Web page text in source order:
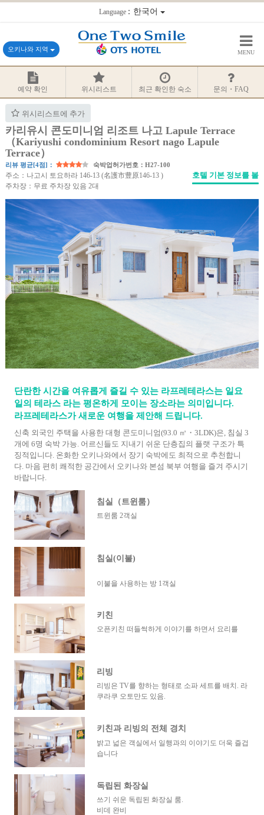
Language：한국어
오키나와 지역 MENU
예약 확인 위시리스트 최근 확인한 숙소 문의・FAQ
위시리스트에 추가
카리유시 콘도미니엄 리조트 나고 Lapule Terrace
（Kariyushi condominium Resort nago Lapule
Terrace）
리뷰 평균[4점]： 숙박업허가번호：H27-100
주소：나고시 토요하라 146-13 (名護市豊原146-13 )
주차장：무료 주차장 있음 2대
호텔 기본 정보를 볼
단란한 시간을 여유롭게 즐길 수 있는 라프레테라스는 일요
일의 테라스 라는 평온하게 모이는 장소라는 의미입니다.
라프레테라스가 새로운 여행을 제안해 드립니다.
신축 외국인 주택을 사용한 대형 콘도미니엄(93.0 ㎥・3LDK)은, 침실 3
개에 6명 숙박 가능. 어르신들도 지내기 쉬운 단층집의 플랫 구조가 특
징적입니다. 온화한 오키나와에서 장기 숙박에도 최적으로 추천합니
다. 마음 편히 쾌적한 공간에서 오키나와 본섬 북부 여행을 즐겨 주시기
바랍니다.
침실（트윈룸）
트윈룸 2객실
침실(이불)
이불을 사용하는 방 1객실
키친
오픈키친 떠들썩하게 이야기를 하면서 요리를
리빙
리빙은 TV를 향하는 형태로 소파 세트를 배치. 라
쿠라쿠 오토만도 있음.
키친과 리빙의 전체 경치
밝고 넓은 객실에서 일행과의 이야기도 더욱 즐겁
습니다
독립된 화장실
쓰기 쉬운 독립된 화장실 룸.
비데 완비